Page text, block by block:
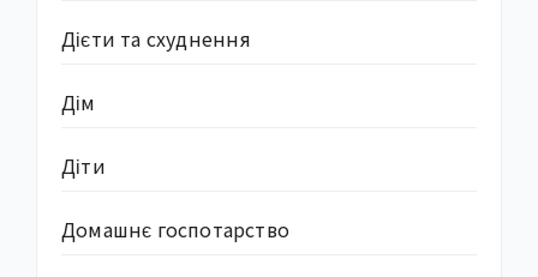
Дієти та схуднення
Дім
Діти
Домашнє госпотарство